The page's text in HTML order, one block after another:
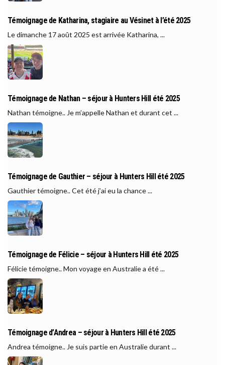
Témoignage de Katharina, stagiaire au Vésinet à l’été 2025
Le dimanche 17 août 2025 est arrivée Katharina, ...
Témoignage de Nathan – séjour à Hunters Hill été 2025
Nathan témoigne.. Je m’appelle Nathan et durant cet ...
Témoignage de Gauthier – séjour à Hunters Hill été 2025
Gauthier témoigne.. Cet été j’ai eu la chance ...
Témoignage de Félicie – séjour à Hunters Hill été 2025
Félicie témoigne.. Mon voyage en Australie a été ...
Témoignage d’Andrea – séjour à Hunters Hill été 2025
Andrea témoigne.. Je suis partie en Australie durant ...